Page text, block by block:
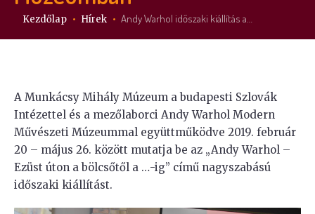
Itt vagy:
Kezdőlap Hírek Andy Warhol időszaki kiállítás a…
A Munkácsy Mihály Múzeum a budapesti Szlovák
Intézettel és a mezőlaborci Andy Warhol Modern
Művészeti Múzeummal együttműködve 2019. február
20 – május 26. között mutatja be az „Andy Warhol –
Ezüst úton a bölcsőtől a …-ig” című nagyszabású
időszaki kiállítást.